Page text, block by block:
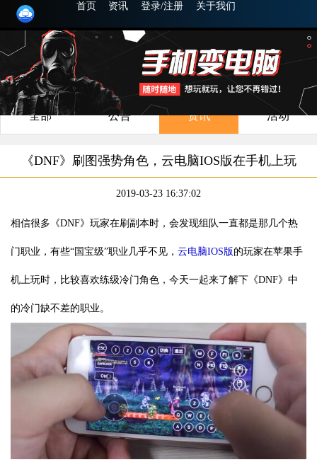
首页 资讯 登录/注册 关于我们
全部 公告 资讯 活动
《DNF》刷图强势角色，云电脑IOS版在手机上玩
2019-03-23 16:37:02
相信很多《DNF》玩家在刷副本时，会发现组队一直都是那几个热
门职业，有些“国宝级”职业几乎不见， 云电脑IOS版 的玩家在苹果手
机上玩时，比较喜欢练级冷门角色，今天一起来了解下《DNF》中
的冷门缺不差的职业。